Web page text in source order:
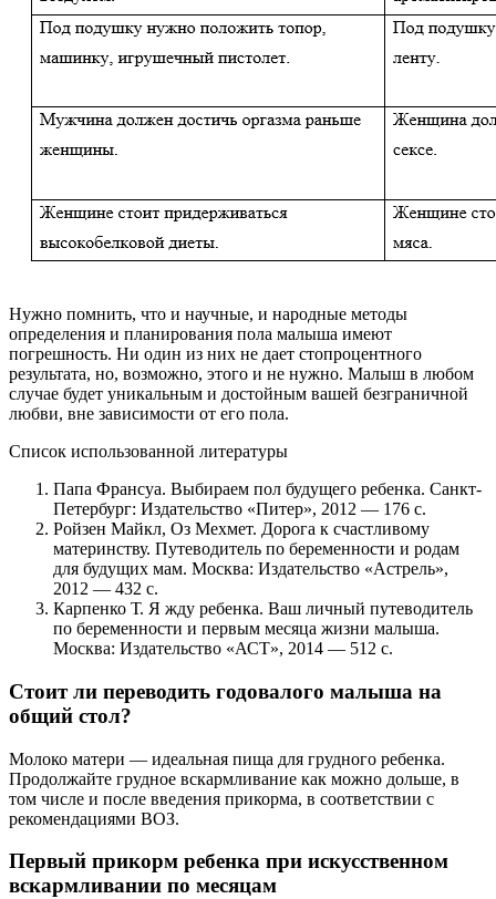
Нужно помнить, что и научные, и народные методы
определения и планирования пола малыша имеют
погрешность. Ни один из них не дает стопроцентного
результата, но, возможно, этого и не нужно. Малыш в любом
случае будет уникальным и достойным вашей безграничной
любви, вне зависимости от его пола.
Список использованной литературы
Папа Франсуа. Выбираем пол будущего ребенка. Санкт-
Петербург: Издательство «Питер», 2012 — 176 с.
Ройзен Майкл, Оз Мехмет. Дорога к счастливому
материнству. Путеводитель по беременности и родам
для будущих мам. Москва: Издательство «Астрель»,
2012 — 432 с.
Карпенко Т. Я жду ребенка. Ваш личный путеводитель
по беременности и первым месяца жизни малыша.
Москва: Издательство «АСТ», 2014 — 512 с.
Стоит ли переводить годовалого малыша на
общий стол?
Молоко матери — идеальная пища для грудного ребенка.
Продолжайте грудное вскармливание как можно дольше, в
том числе и после введения прикорма, в соответствии с
рекомендациями ВОЗ.
Первый прикорм ребенка при искусственном
вскармливании по месяцам